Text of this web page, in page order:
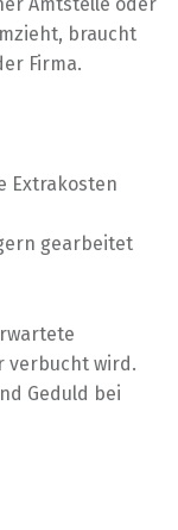
braucht
Firma.
Extrakosten
gearbeitet
verbucht wird.
Geduld bei